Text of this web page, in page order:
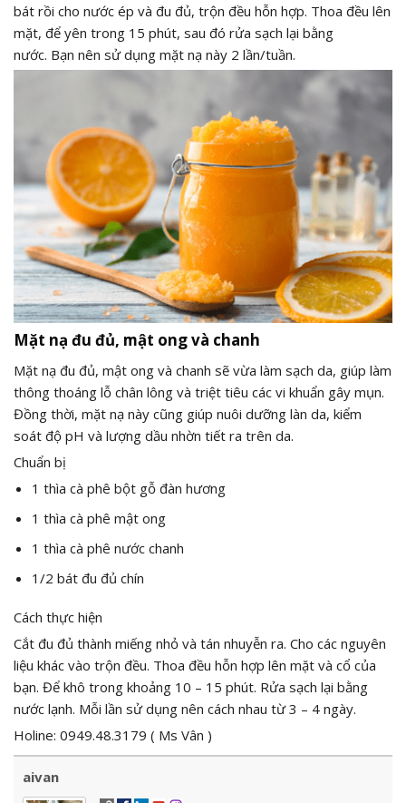
bát rồi cho nước ép và đu đủ, trộn đều hỗn hợp. Thoa đều lên
mặt, để yên trong 15 phút, sau đó rửa sạch lại bằng
nước. Bạn nên sử dụng mặt nạ này 2 lần/tuần.
Mặt nạ đu đủ, mật ong và chanh
Mặt nạ đu đủ, mật ong và chanh sẽ vừa làm sạch da, giúp làm
thông thoáng lỗ chân lông và triệt tiêu các vi khuẩn gây mụn.
Đồng thời, mặt nạ này cũng giúp nuôi dưỡng làn da, kiểm
soát độ pH và lượng dầu nhờn tiết ra trên da.
Chuẩn bị
1 thìa cà phê bột gỗ đàn hương
1 thìa cà phê mật ong
1 thìa cà phê nước chanh
1/2 bát đu đủ chín
Cách thực hiện
Cắt đu đủ thành miếng nhỏ và tán nhuyễn ra. Cho các nguyên
liệu khác vào trộn đều. Thoa đều hỗn hợp lên mặt và cổ của
bạn. Để khô trong khoảng 10 – 15 phút. Rửa sạch lại bằng
nước lạnh. Mỗi lần sử dụng nên cách nhau từ 3 – 4 ngày.
Holine: 0949.48.3179 ( Ms Vân )
aivan